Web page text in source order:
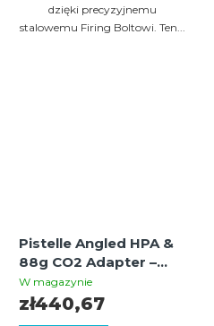
dzięki precyzyjnemu
stalowemu Firing Boltowi. Ten...
Pistelle Angled HPA &
88g CO2 Adapter –
adapter kątowy do
butli HPA i kapsuł 88g
W magazynie
zł440,67